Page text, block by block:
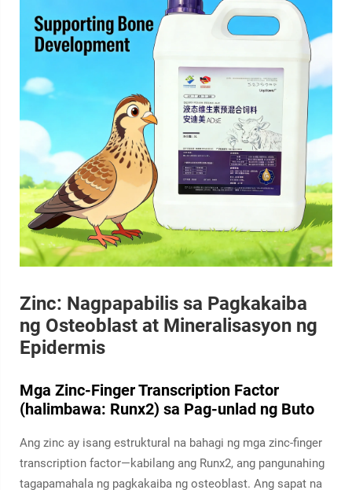
Zinc: Nagpapabilis sa Pagkakaiba
ng Osteoblast at Mineralisasyon ng
Epidermis
Mga Zinc-Finger Transcription Factor
(halimbawa: Runx2) sa Pag-unlad ng Buto
Ang zinc ay isang estruktural na bahagi ng mga zinc-finger
transcription factor—kabilang ang Runx2, ang pangunahing
tagapamahala ng pagkakaiba ng osteoblast. Ang sapat na